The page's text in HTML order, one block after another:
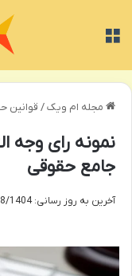
مجله ام ویک/ قوانین
نمونه رای وجه
جامع حقوقی
آخرین به روز رسانی: 18/08/1404